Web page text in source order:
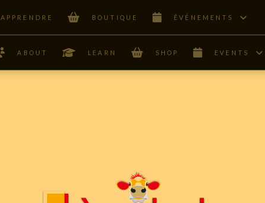
APPRENDRE BOUTIQUE ÊVÉNEMENTS
ABOUT LEARN SHOP EVENTS